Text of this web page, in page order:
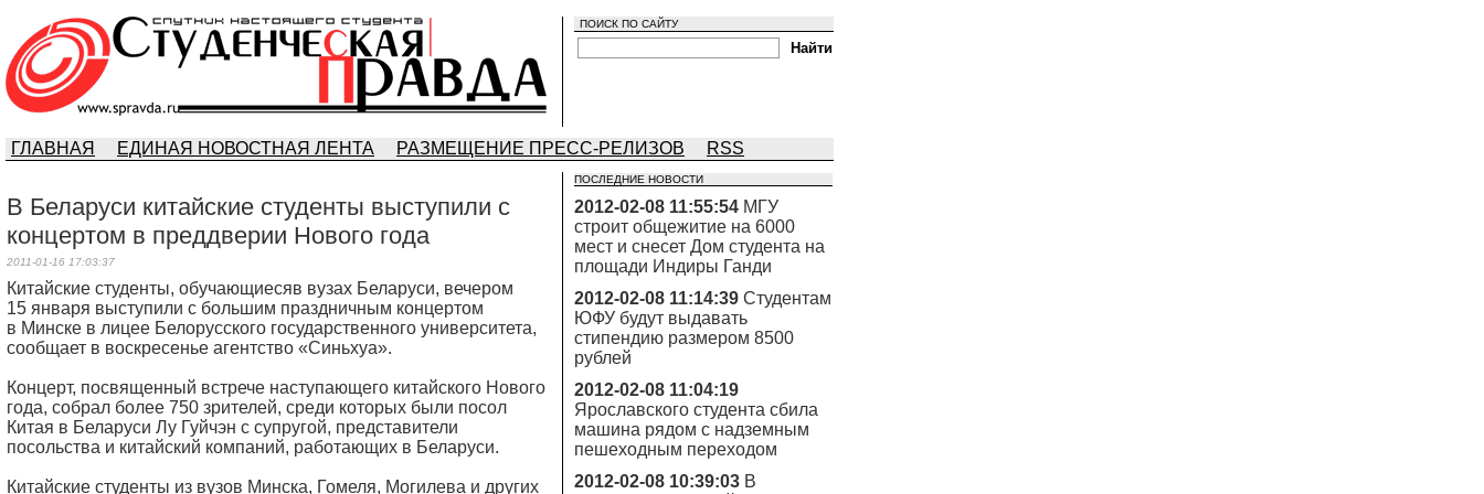
ПОИСК ПО САЙТУ
ГЛАВНАЯ ЕДИНАЯ НОВОСТНАЯ ЛЕНТА РАЗМЕЩЕНИЕ ПРЕСС-РЕЛИЗОВ RSS
В Беларуси китайские студенты выступили с
концертом в преддверии Нового года
2011-01-16 17:03:37
Китайские студенты, обучающиесяв вузах Беларуси, вечером
15 января выступили с большим праздничным концертом
в Минске в лицее Белорусского государственного университета,
сообщает в воскресенье агентство «Синьхуа».
Концерт, посвященный встрече наступающего китайского Нового
года, собрал более 750 зрителей, среди которых были посол
Китая в Беларуси Лу Гуйчэн с супругой, представители
посольства и китайский компаний, работающих в Беларуси.
Китайские студенты из вузов Минска, Гомеля, Могилева и других
ПОСЛЕДНИЕ НОВОСТИ
2012-02-08 11:55:54 МГУ
строит общежитие на 6000
мест и снесет Дом студента на
площади Индиры Ганди
2012-02-08 11:14:39 Студентам
ЮФУ будут выдавать
стипендию размером 8500
рублей
2012-02-08 11:04:19
Ярославского студента сбила
машина рядом с надземным
пешеходным переходом
2012-02-08 10:39:03 В